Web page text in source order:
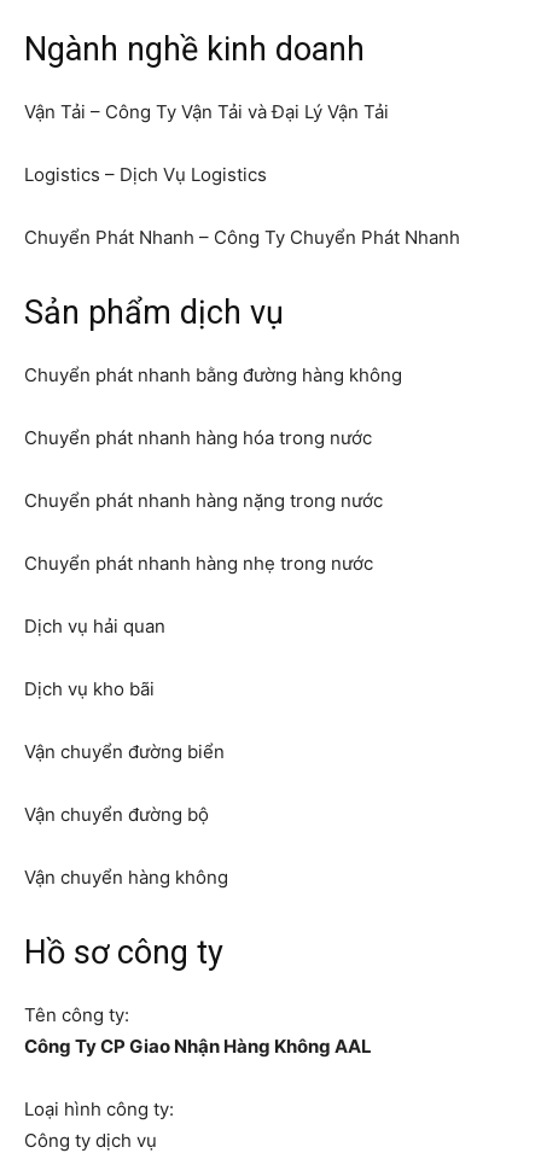
Ngành nghề kinh doanh
Vận Tải – Công Ty Vận Tải và Đại Lý Vận Tải
Logistics – Dịch Vụ Logistics
Chuyển Phát Nhanh – Công Ty Chuyển Phát Nhanh
Sản phẩm dịch vụ
Chuyển phát nhanh bằng đường hàng không
Chuyển phát nhanh hàng hóa trong nước
Chuyển phát nhanh hàng nặng trong nước
Chuyển phát nhanh hàng nhẹ trong nước
Dịch vụ hải quan
Dịch vụ kho bãi
Vận chuyển đường biển
Vận chuyển đường bộ
Vận chuyển hàng không
Hồ sơ công ty
Tên công ty:
Công Ty CP Giao Nhận Hàng Không AAL
Loại hình công ty:
Công ty dịch vụ